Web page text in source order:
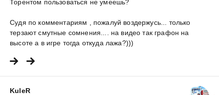
Торентом пользоваться не умеешь?
Судя по комментариям , пожалуй воздержусь... только
терзают смутные сомнения.... на видео так графон на
высоте а в игре тогда откуда лажа?)))
KuleR